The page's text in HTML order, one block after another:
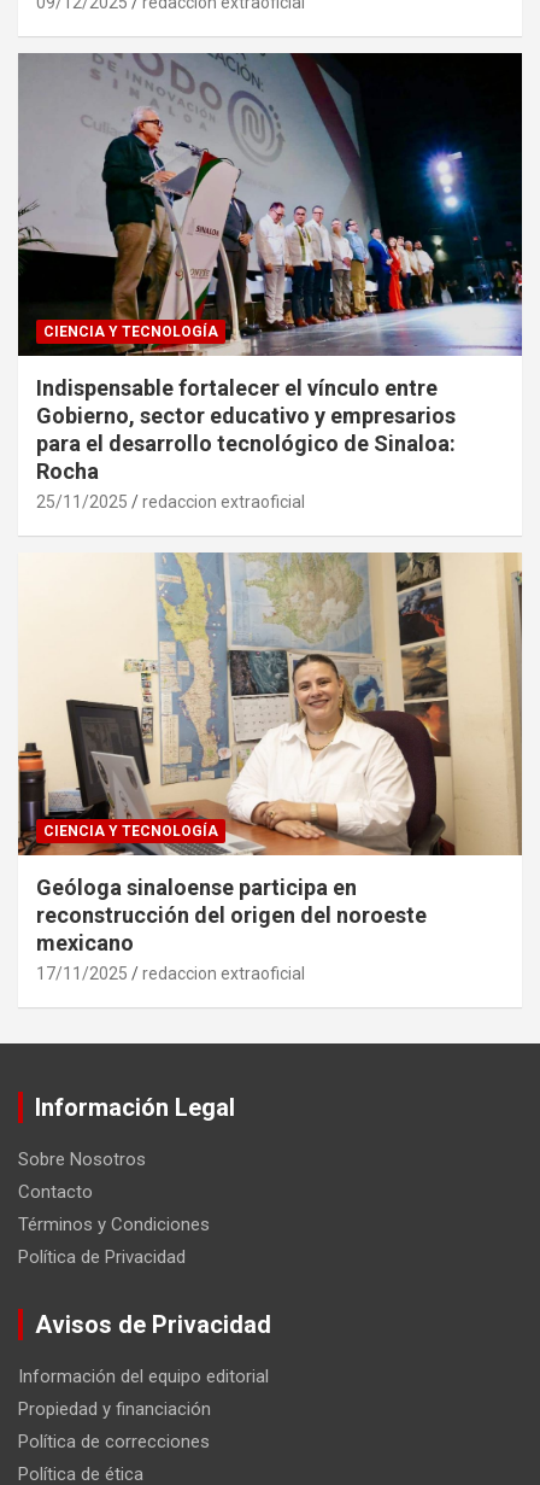
CIENCIA Y TECNOLOGÍA
Indispensable fortalecer el vínculo entre
Gobierno, sector educativo y empresarios
para el desarrollo tecnológico de Sinaloa:
Rocha
25/11/2025 redaccion extraoficial
CIENCIA Y TECNOLOGÍA
Geóloga sinaloense participa en
reconstrucción del origen del noroeste
mexicano
17/11/2025 redaccion extraoficial
Información Legal
Sobre Nosotros
Contacto
Términos y Condiciones
Política de Privacidad
Avisos de Privacidad
Información del equipo editorial
Propiedad y financiación
Política de correcciones
Política de ética